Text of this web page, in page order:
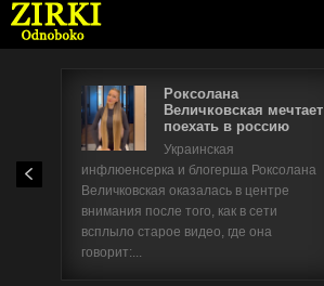
Роксолана
Величковская мечтает
поехать в россию
Украинская
инфлюенсерка и блогерша Роксолана
Величковская оказалась в центре
внимания после того, как в сети
всплыло старое видео, где она
говорит:...